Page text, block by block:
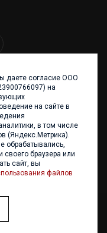
47
898,
права защищены
даете согласие ООО
на
на сайте в
в том числе
(Яндекс.Метрика).
обрабатывались,
своего браузера или
сайт, вы
файлов